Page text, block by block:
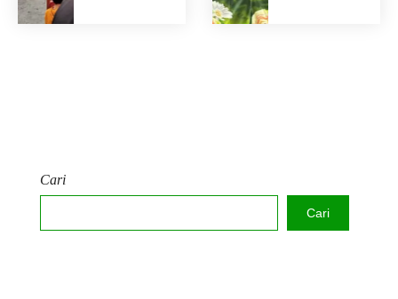
Cari
Cari